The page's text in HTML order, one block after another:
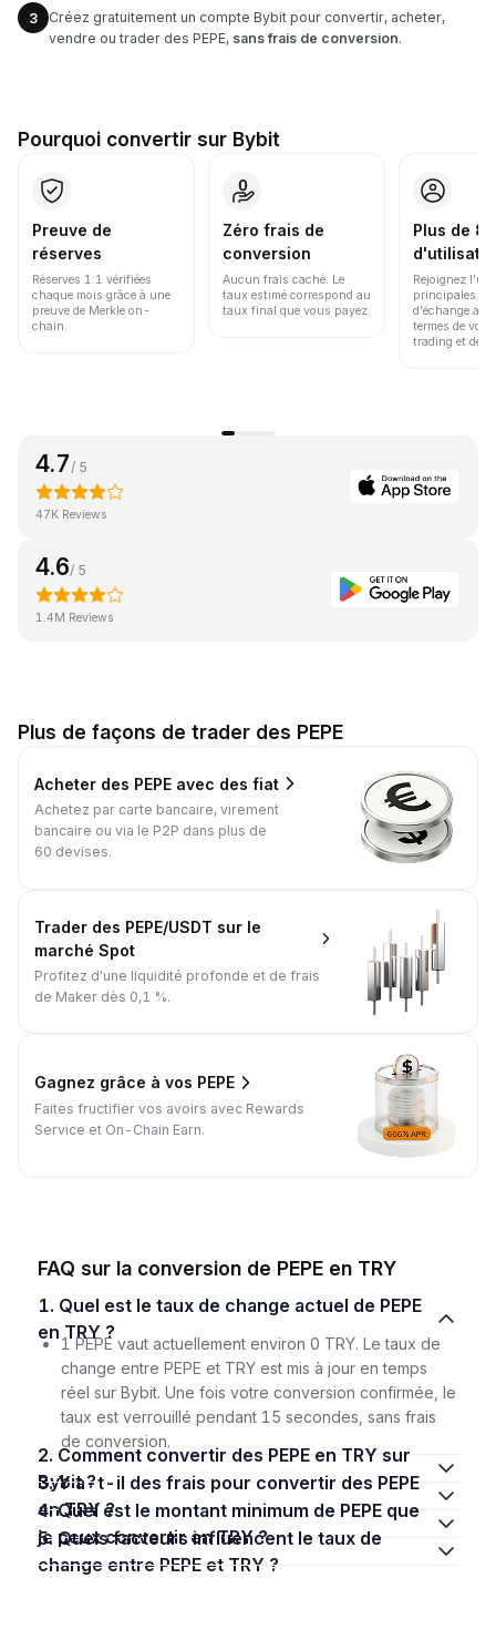
3
Créez gratuitement un compte Bybit pour convertir, acheter,
vendre ou trader des PEPE, sans frais de conversion.
Pourquoi convertir sur Bybit
Preuve de
réserves
Réserves 1:1 vérifiées
chaque mois grâce à une
preuve de Merkle on-
chain.
Zéro frais de
conversion
Aucun frais caché. Le
taux estimé correspond au
taux final que vous payez.
Plus de
Rejoignez
principales
d'échange au
termes de
trading et de
4.7 / 5
47K Reviews
4.6/ 5
1.4M Reviews
Plus de façons de trader des PEPE
Acheter des PEPE avec des fiat
Achetez par carte bancaire, virement
bancaire ou via le P2P dans plus de
60 devises.
Trader des PEPE/USDT sur le
marché Spot
Profitez d'une liquidité profonde et de frais
de Maker dès 0,1 %.
Gagnez grâce à vos PEPE
Faites fructifier vos avoirs avec Rewards
Service et On-Chain Earn.
FAQ sur la conversion de PEPE en TRY
1. Quel est le taux de change actuel de PEPE
en TRY ?
1 PEPE vaut actuellement environ 0 TRY. Le taux de
change entre PEPE et TRY est mis à jour en temps
réel sur Bybit. Une fois votre conversion confirmée, le
taux est verrouillé pendant 15 secondes, sans frais
de conversion.
2. Comment convertir des PEPE en TRY sur
Bybit ?
3. Y a-t-il des frais pour convertir des PEPE
en TRY ?
4. Quel est le montant minimum de PEPE que
je peux convertir en TRY ?
5. Quels facteurs influencent le taux de
change entre PEPE et TRY ?